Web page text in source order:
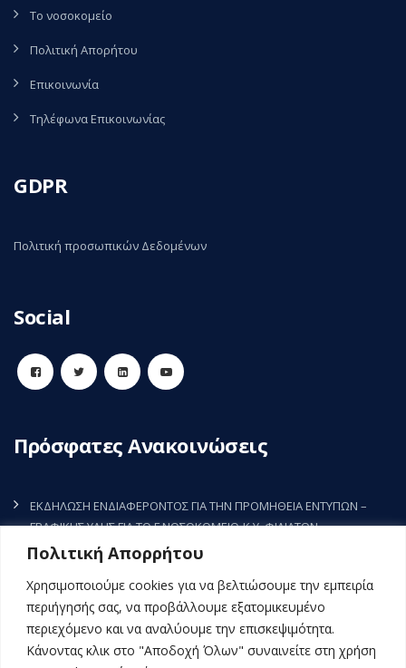
Πολιτική Απορρήτου
Χρησιμοποιούμε cookies για να βελτιώσουμε την εμπειρία
περιήγησής σας, να προβάλλουμε εξατομικευμένο
περιεχόμενο και να αναλύουμε την επισκεψιμότητα.
Κάνοντας κλικ στο "Αποδοχή Όλων" συναινείτε στη χρήση
Το νοσοκομείο
Πολιτική Απορήτου
Επικοινωνία
Τηλέφωνα Επικοινωνίας
GDPR
Πολιτική προσωπικών Δεδομένων
Social
Πρόσφατες Ανακοινώσεις
ΕΚΔΗΛΩΣΗ ΕΝΔΙΑΦΕΡΟΝΤΟΣ ΓΙΑ ΤΗΝ ΠΡΟΜΗΘΕΙΑ ΕΝΤΥΠΩΝ –
ΓΡΑΦΙΚΗΣ ΥΛΗΣ ΓΙΑ ΤΟ Γ.ΝΟΣΟΚΟΜΕΙΟ-Κ.Υ. ΦΙΛΙΑΤΩΝ
7 Αυγούστου, 2026
ΕΚΔΗΛΩΣΗ ΕΝΔΙΑΦΕΡΟΝΤΟΣ ΓΙΑ ΤΗΝ ΠΡΟΜΗΘΕΙΑ ΡΥΘΜΙΣΤΗ
ΣΤΡΟΦΩΝ (INVERTER) ΤΗΣ ΚΚΜ3 (ΜΑΦ) ΤΟΥ Γ.Ν.-Κ.Υ. ΦΙΛΙΑΤΩΝ
5 Αυγούστου, 2026
ΕΚΔΗΛΩΣΗ ΕΝΔΙΑΦΕΡΟΝΤΟΣ ΓΙΑ ΤΗΝ ΠΡΟΜΗΘΕΙΑ ΠΑΝΙΩΝ ΚΑΙ